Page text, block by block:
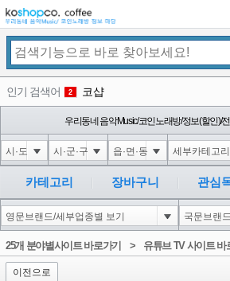
인기 검색어 2 코샵
3 익스
4 미끄럼방지
5 Innovative Skincare Clinical
6 대성설렁탕
1
우리동네 음악Music/코인노래방/정보(할인)/
카테고리 장바구니 관심
25개 분야별사이트 바로가기 > 유튜브 TV 사이트 바
이전으로